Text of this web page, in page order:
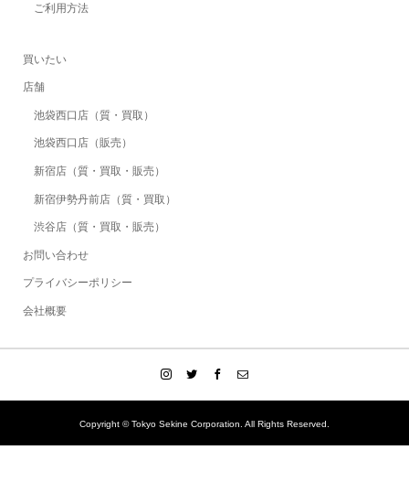
ご利用方法
買いたい
店舗
池袋西口店（質・買取）
池袋西口店（販売）
新宿店（質・買取・販売）
新宿伊勢丹前店（質・買取）
渋谷店（質・買取・販売）
お問い合わせ
プライバシーポリシー
会社概要
Copyright © Tokyo Sekine Corporation. All Rights Reserved.